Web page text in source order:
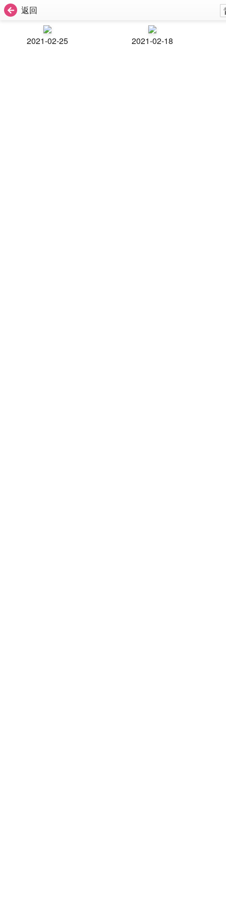
返回
2021-02-25 2021-02-18